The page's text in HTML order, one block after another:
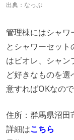
出典： なっぷ
管理棟にはシャワ
とシャワーセッ
はビオレ、シャン
ど好きなものを
意すればOKなの
住所：群馬県沼田
詳細はこちら